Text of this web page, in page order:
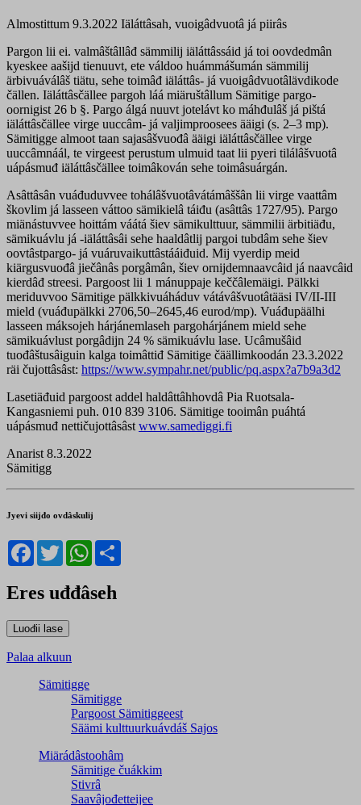
Almostittum 9.3.2022 Iäláttâsah, vuoigâdvuotâ já piirâs
Pargon lii ei. valmâštâllâđ sämmilij iäláttâssáid já toi oovdedmân
kyeskee aašijd tienuuvt, ete váldoo huámmášumán sämmilij
ärbivuáválâš tiätu, sehe toimâđ iäláttâs- já vuoigâdvuotâlävdikode
čällen. Iäláttâsčällee pargoh láá miäruštâllum Sämitige pargo-
oornigist 26 b §. Pargo álgá nuuvt jotelávt ko máhđulâš já pištá
iäláttâsčällee virge uuccâm- já valjimproosees ääigi (s. 2–3 mp).
Sämitigge almoot taan sajasâšvuođâ ääigi iäláttâsčällee virge
uuccâmnáál, te virgeest perustum ulmuid taat lii pyeri tilálâšvuotâ
uápásmuđ iäláttâsčällee toimâkován sehe toimâsuárgán.
Asâttâsân vuáđuduvvee tohálâšvuotâvátámâššân lii virge vaattâm
škovlim já lasseen váttoo sämikielâ táiđu (asâttâs 1727/95). Pargo
miänástuvvee hoittám váátá šiev sämikulttuur, sämmilii ärbitiäđu,
sämikuávlu já -iäláttâsâi sehe haaldâtlij pargoi tubdâm sehe šiev
oovtâstpargo- já vuáruvaikuttâstááiđuid. Mij vyerdip meid
kiärgusvuođâ jiečânâs porgâmân, šiev ornijdemnaavcâid já naavcâid
kierdâđ streesi. Pargoost lii 1 mánuppaje keččâlemäigi. Pälkki
meriduvvoo Sämitige pälkkivuáháduv vátávâšvuotâtääsi IV/II-III
mield (vuáđupälkki 2706,50–2645,46 eurod/mp). Vuáđupäälhi
lasseen máksojeh hárjánemlaseh pargohárjánem mield sehe
sämikuávlust porgâdijn 24 % sämikuávlu lase. Ucâmušâid
tuođâštusâiguin kalga toimâttiđ Sämitige čäällimkoodán 23.3.2022
räi čujottâsâst: https://www.sympahr.net/public/pq.aspx?a7b9a3d2
Lasetiäđuid pargoost addel haldâttâhhovdâ Pia Ruotsala-
Kangasniemi puh. 010 839 3106. Sämitige tooimân puáhtá
uápásmuđ nettičujottâsâst www.samediggi.fi
Anarist 8.3.2022
Sämitigg
Jyevi siijđo ovdâskulij
Facebook
TwitterWhatsApp
Eres uđđâseh
Palaa alkuun
Sämitigge
Sämitigge
Pargoost Sämitiggeest
Säämi kulttuurkuávdáš Sajos
Miärádâstoohâm
Sämitige čuákkim
Stivrâ
Saavâjođetteijee